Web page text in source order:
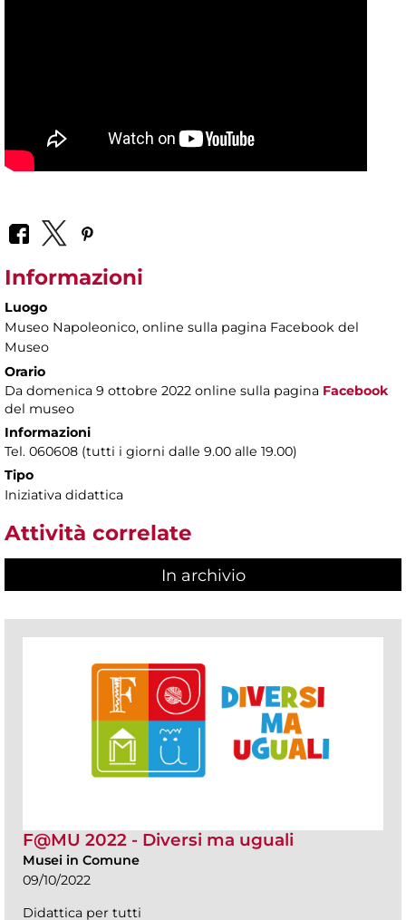
Informazioni
Luogo
Museo Napoleonico, online sulla pagina Facebook del
Museo
Orario
Da domenica 9 ottobre 2022 online sulla pagina Facebook
del museo
Informazioni
Tel. 060608 (tutti i giorni dalle 9.00 alle 19.00)
Tipo
Iniziativa didattica
Attività correlate
In archivio
F@MU 2022 - Diversi ma uguali
Musei in Comune
09/10/2022
Didattica per tutti